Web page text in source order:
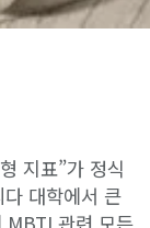
지표”가 정식
대학에서 큰